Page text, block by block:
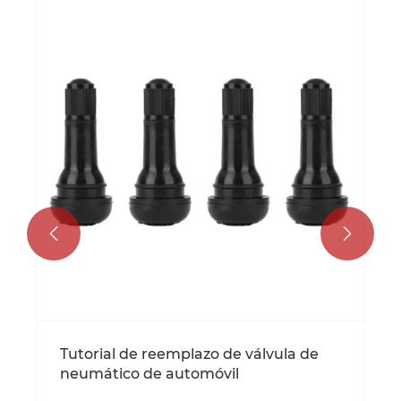
Tutorial de reemplazo de válvula de
neumático de automóvil
 